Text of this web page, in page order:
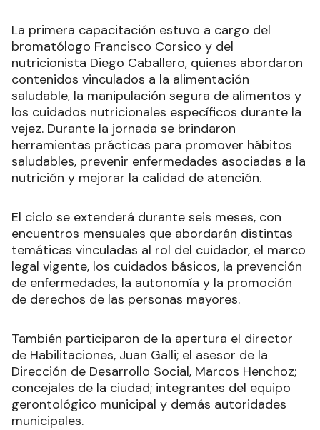
La primera capacitación estuvo a cargo del
bromatólogo Francisco Corsico y del
nutricionista Diego Caballero, quienes abordaron
contenidos vinculados a la alimentación
saludable, la manipulación segura de alimentos y
los cuidados nutricionales específicos durante la
vejez. Durante la jornada se brindaron
herramientas prácticas para promover hábitos
saludables, prevenir enfermedades asociadas a la
nutrición y mejorar la calidad de atención.
El ciclo se extenderá durante seis meses, con
encuentros mensuales que abordarán distintas
temáticas vinculadas al rol del cuidador, el marco
legal vigente, los cuidados básicos, la prevención
de enfermedades, la autonomía y la promoción
de derechos de las personas mayores.
También participaron de la apertura el director
de Habilitaciones, Juan Galli; el asesor de la
Dirección de Desarrollo Social, Marcos Henchoz;
concejales de la ciudad; integrantes del equipo
gerontológico municipal y demás autoridades
municipales.